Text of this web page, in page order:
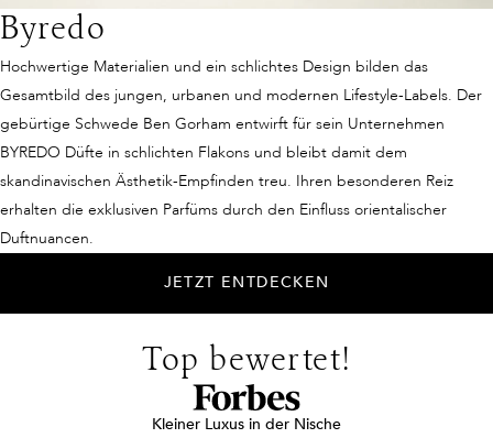
Byredo
Hochwertige Materialien und ein schlichtes Design bilden das
Gesamtbild des jungen, urbanen und modernen Lifestyle-Labels. Der
gebürtige Schwede Ben Gorham entwirft für sein Unternehmen
BYREDO Düfte in schlichten Flakons und bleibt damit dem
skandinavischen Ästhetik-Empfinden treu. Ihren besonderen Reiz
erhalten die exklusiven Parfüms durch den Einfluss orientalischer
Duftnuancen.
JETZT ENTDECKEN
Top bewertet!
Kleiner Luxus in der Nische